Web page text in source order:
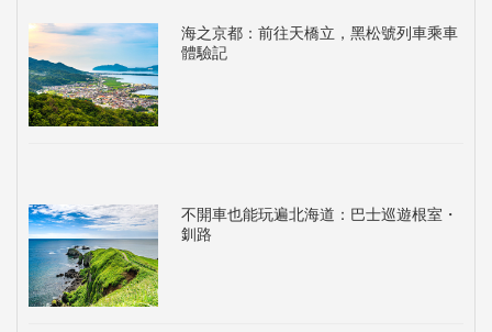
海之京都：前往天橋立，黑松號列車乘車
體驗記
不開車也能玩遍北海道：巴士巡遊根室・
釧路